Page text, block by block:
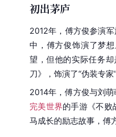
初出茅庐
2012年，傅方俊参演
中，傅方俊饰演了梦
望，但他的实际任务却
刀》，饰演了“伪装专
2014年，傅方俊与刘萌
完美世界的手游《不败
马成长的励志故事，傅